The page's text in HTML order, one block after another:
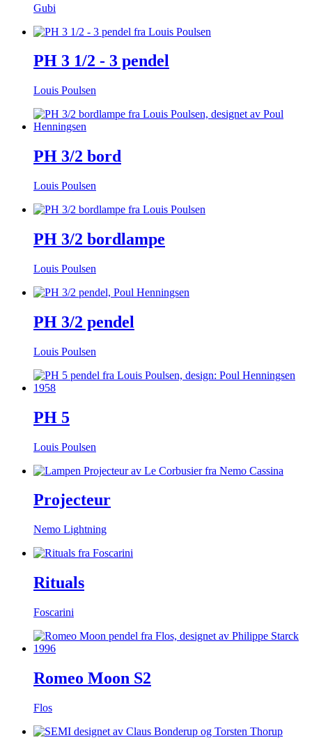
Gubi
PH 3 1/2 - 3 pendel
Louis Poulsen
PH 3/2 bord
Louis Poulsen
PH 3/2 bordlampe
Louis Poulsen
PH 3/2 pendel
Louis Poulsen
PH 5
Louis Poulsen
Projecteur
Nemo Lightning
Rituals
Foscarini
Romeo Moon S2
Flos